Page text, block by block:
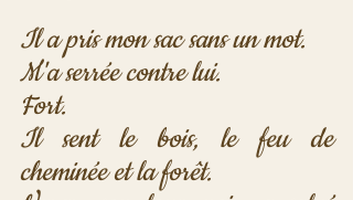
Il a pris mon sac sans un mot.
M'a serrée contre lui.
Fort.
Il sent le bois, le feu de
cheminée et la forêt.